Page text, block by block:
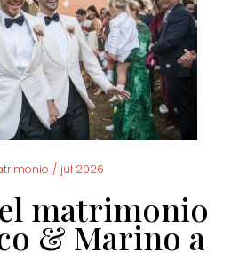
/ jul 2026
matrimonio
& Marino a